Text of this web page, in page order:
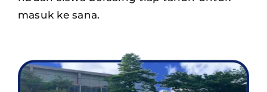
masuk ke sana.